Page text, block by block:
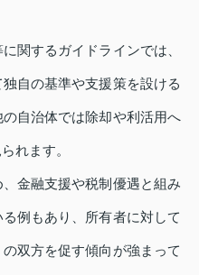
関するガイドラインでは、
自の基準や支援策を設ける
自治体では除却や利活用へ
れます。
金融支援や税制優遇と組み
例もあり、所有者に対して
双方を促す傾向が強まって